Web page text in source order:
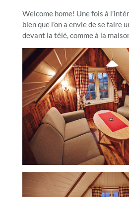
Welcome home! Une fois à
bien que l’on a envie de se faire
devant la télé, comme à la